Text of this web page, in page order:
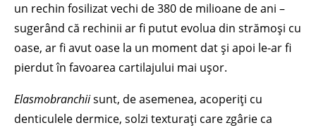
un rechin fosilizat vechi de 380 de milioane de ani –
sugerând că rechinii ar fi putut evolua din strămoși cu
oase, ar fi avut oase la un moment dat și apoi le-ar fi
pierdut în favoarea cartilajului mai ușor.
Elasmobranchiisunt, de asemenea, acoperiți cu
denticulele dermice, solzi texturați care zgârie ca